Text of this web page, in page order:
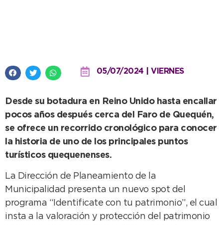
05/07/2024 | VIERNES
Desde su botadura en Reino Unido hasta encallar
pocos años después cerca del Faro de Quequén,
se ofrece un recorrido cronológico para conocer
la historia de uno de los principales puntos
turísticos quequenenses.
La Dirección de Planeamiento de la
Municipalidad presenta un nuevo spot del
programa “Identificate con tu patrimonio”, el cual
insta a la valoración y protección del patrimonio